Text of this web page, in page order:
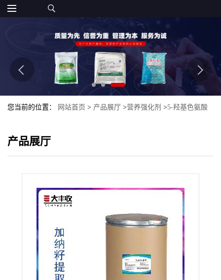
您当前的位置： 网站首页 > 产品展厅 >营养强化剂 >5-羟基色氨酸
产品展厅